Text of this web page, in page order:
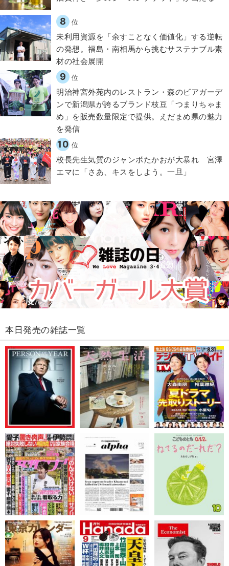
8 位
​​未利用資源を「余すことなく価値化」する逆転
の発想。福島・南相馬から挑むサステナブル素
材の社会展開​
9 位
明治神宮外苑内のレストラン・森のビアガーデ
ンで新潟県が誇るブランド枝豆「つまりちゃま
め」を販売数量限定で提供。えだまめ県の魅力
を発信
10 位
校長先生気質のジャンボたかおが大暴れ 宮澤
エマに「さあ、キスをしよう。一旦」
本日発売の雑誌一覧